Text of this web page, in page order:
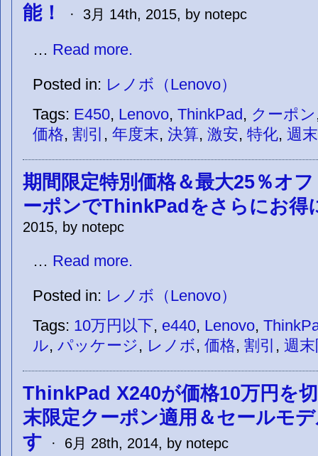
能！ · 3月 14th, 2015, by notepc
… Read more.
Posted in: レノボ（Lenovo）
Tags: E450, Lenovo, ThinkPad , クーポン
価格, 割引 , 年度末, 決算, 激安, 特化, 週末
期間限定特別価格＆最大25％オ
ーポンでThinkPadをさらにお得
2015, by notepc
… Read more.
Posted in: レノボ（Lenovo）
Tags: 10万円以下, e440, Lenovo,
ル, パッケージ, レノボ, 価格, 割引 , 週
ThinkPad X240が価格10万円を
末限定クーポン適用＆セールモ
す
· 6月 28th, 2014, by notepc